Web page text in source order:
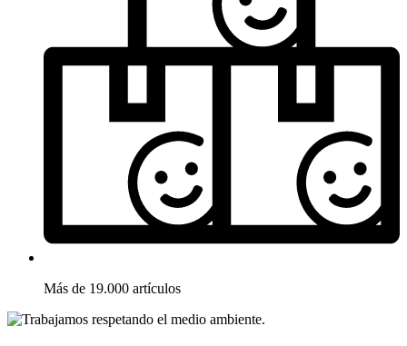
Más de 19.000 artículos